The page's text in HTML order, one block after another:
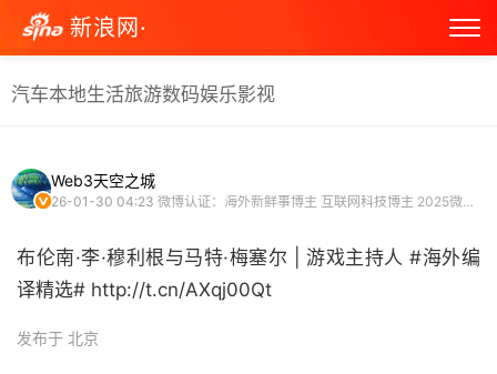
新浪网·
汽车本地生活旅游数码娱乐影视
Web3天空之城
26-01-30 04:23 微博认证：海外新鲜事博主 互联网科技博主 2025微博新锐新知博主 微博原创视频博主
布伦南·李·穆利根与马特·梅塞尔 | 游戏主持人 #海外编
译精选# http://t.cn/AXqj00Qt ​
发布于 北京